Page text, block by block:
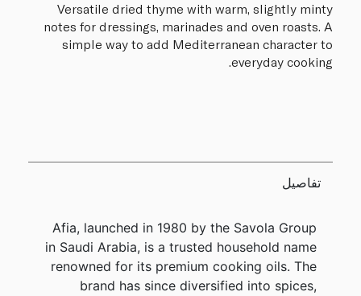
Versatile dried thyme with warm, slightly minty
notes for dressings, marinades and oven roasts. A
simple way to add Mediterranean character to
everyday cooking.
تفاصيل
Afia, launched in 1980 by the Savola Group
in Saudi Arabia, is a trusted household name
renowned for its premium cooking oils. The
brand has since diversified into spices,